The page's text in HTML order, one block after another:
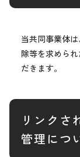
当共同事業体
除等を求めら
だきます。
リンクさ
管理につ